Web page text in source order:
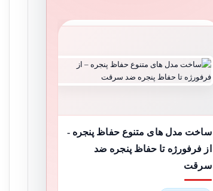
ساخت مدل های متنوع حفاظ پنجره -
از فرفورژه تا حفاظ پنجره ضد
سرقت